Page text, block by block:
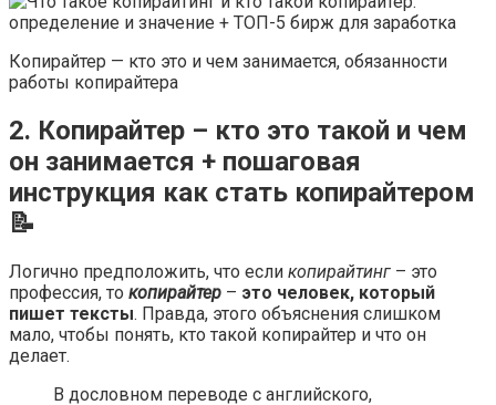
Копирайтер — кто это и чем занимается, обязанности
работы копирайтера
2. Копирайтер – кто это такой и чем
он занимается + пошаговая
инструкция как стать копирайтером
📝
Логично предположить, что если копирайтинг – это
профессия, то копирайтер – это человек, который
пишет тексты. Правда, этого объяснения слишком
мало, чтобы понять, кто такой копирайтер и что он
делает.
В дословном переводе с английского,